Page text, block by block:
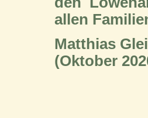
allen
Matthias
(Oktober